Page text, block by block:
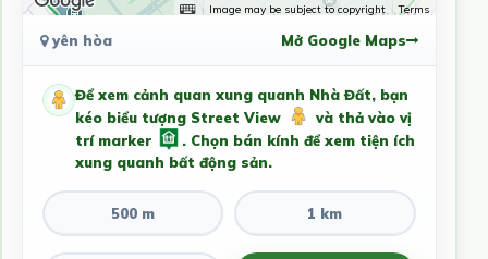
Image may be subject to copyright Terms
yên hòa Mở Google Maps
Để xem cảnh quan xung quanh Nhà Đất, bạn
kéo biểu tượng Street View
và thả vào vị
trí marker
. Chọn bán kính để xem tiện ích
xung quanh bất động sản.
500 m 1 km